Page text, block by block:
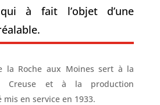
à fait l’objet d’une
la Roche aux Moines sert à la
Creuse et à la production
mis en service en 1933.